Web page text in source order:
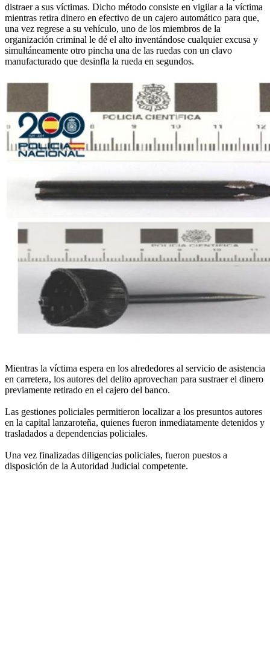
distraer a sus víctimas. Dicho método consiste en vigilar a la víctima
mientras retira dinero en efectivo de un cajero automático para que,
una vez regrese a su vehículo, uno de los miembros de la
organización criminal le dé el alto inventándose cualquier excusa y
simultáneamente otro pincha una de las ruedas con un clavo
manufacturado que desinfla la rueda en segundos.
Mientras la víctima espera en los alrededores al servicio de asistencia
en carretera, los autores del delito aprovechan para sustraer el dinero
previamente retirado en el cajero del banco.
Las gestiones policiales permitieron localizar a los presuntos autores
en la capital lanzaroteña, quienes fueron inmediatamente detenidos y
trasladados a dependencias policiales.
Una vez finalizadas diligencias policiales, fueron puestos a
disposición de la Autoridad Judicial competente.